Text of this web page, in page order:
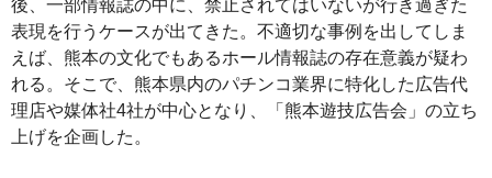
後、一部情報誌の中に、禁止されてはいないが行き過ぎた
表現を行うケースが出てきた。不適切な事例を出してしま
えば、熊本の文化でもあるホール情報誌の存在意義が疑わ
れる。そこで、熊本県内のパチンコ業界に特化した広告代
理店や媒体社4社が中心となり、「熊本遊技広告会」の立ち
上げを企画した。